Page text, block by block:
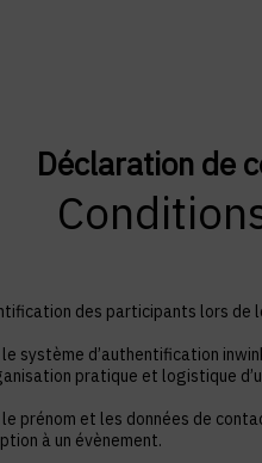
Déclaration de
des participants lors de
d’authentification
pratique et logistique
prénom et les données de
à un évènement.